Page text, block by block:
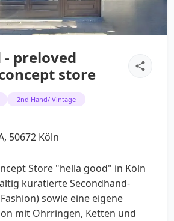
preloved
store
2nd Hand/ Vintage
50672 Köln
Store "hella good" in Köln
kuratierte Secondhand-
sowie eine eigene
mit Ohrringen, Ketten und